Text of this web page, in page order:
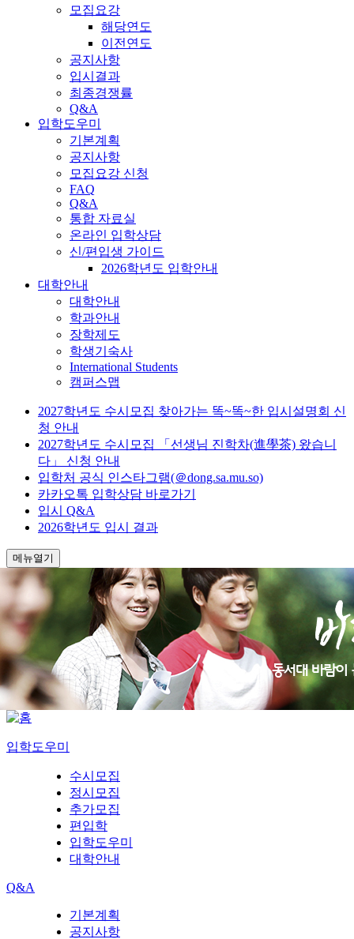
모집요강
해당연도
이전연도
공지사항
입시결과
최종경쟁률
Q&A
입학도우미
기본계획
공지사항
모집요강 신청
FAQ
Q&A
통합 자료실
온라인 입학상담
신/편입생 가이드
2026학년도 입학안내
대학안내
대학안내
학과안내
장학제도
학생기숙사
International Students
캠퍼스맵
2027학년도 수시모집 찾아가는 똑~똑~한 입시설명회 신
청 안내
2027학년도 수시모집 「선생님 진학차(進學茶) 왔습니
다」 신청 안내
입학처 공식 인스타그램(＠dong.sa.mu.so)
카카오톡 입학상담 바로가기
입시 Q&A
2026학년도 입시 결과
메뉴열기
입학도우미
수시모집
정시모집
추가모집
편입학
입학도우미
대학안내
Q&A
기본계획
공지사항